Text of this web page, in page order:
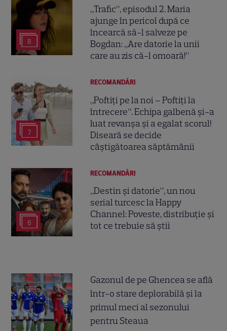
8
„Trafic”, episodul 2. Maria
ajunge în pericol după ce
încearcă să-l salveze pe
Bogdan: „Are datorie la unii
care au zis că-l omoară!”
7
RECOMANDĂRI
„Poftiți pe la noi – Poftiți la
întrecere”. Echipa galbenă și-a
luat revanșa și a egalat scorul!
Diseară se decide
câștigătoarea săptămânii
6
RECOMANDĂRI
„Destin și datorie”, un nou
serial turcesc la Happy
Channel: Poveste, distribuție și
tot ce trebuie să știi
Gazonul de pe Ghencea se află
într-o stare deplorabilă și la
primul meci al sezonului
pentru Steaua